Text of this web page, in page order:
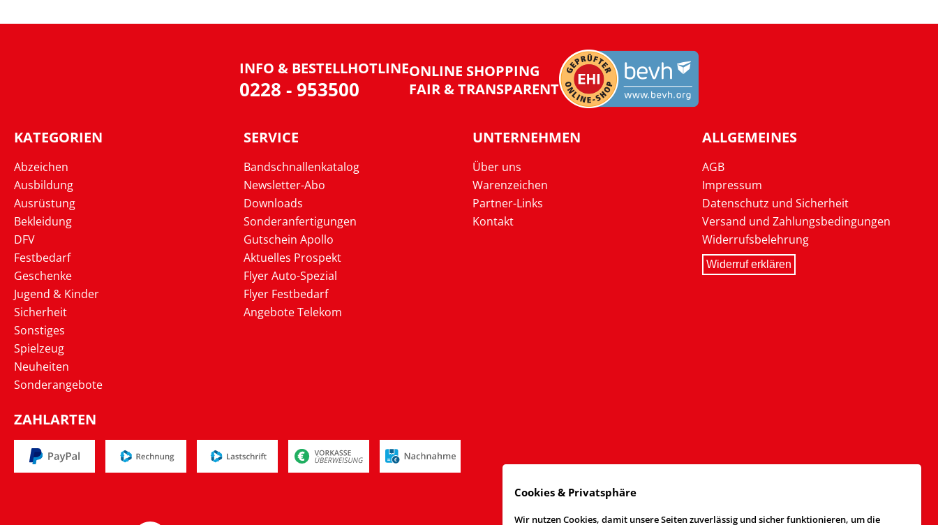
INFO & BESTELLHOTLINE
0228 - 953500
ONLINE SHOPPING
FAIR & TRANSPARENT
KATEGORIEN
Abzeichen
Ausbildung
Ausrüstung
Bekleidung
DFV
Festbedarf
Geschenke
Jugend & Kinder
Sicherheit
Sonstiges
Spielzeug
Neuheiten
Sonderangebote
SERVICE
Bandschnallenkatalog
Newsletter-Abo
Downloads
Sonderanfertigungen
Gutschein Apollo
Aktuelles Prospekt
Flyer Auto-Spezial
Flyer Festbedarf
Angebote Telekom
UNTERNEHMEN
Über uns
Warenzeichen
Partner-Links
Kontakt
ALLGEMEINES
AGB
Impressum
Datenschutz und Sicherheit
Versand und Zahlungsbedingungen
Widerrufsbelehrung
Widerruf erklären
ZAHLARTEN
Cookies & Privatsphäre
Wir nutzen Cookies, damit unsere Seiten zuverlässig und sicher funktionieren, um die